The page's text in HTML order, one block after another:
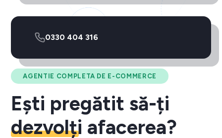
AGENTIE COMPLETA DE E-COMMERCE
Ești pregătit să-ți
dezvolți afacerea?
0330 404 316